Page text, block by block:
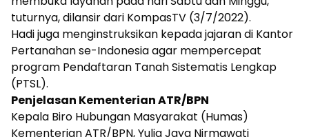
tuturnya, dilansir dari KompasTV (3/7/2022).
Hadi juga menginstruksikan kepada jajaran di Kantor
Pertanahan se-Indonesia agar mempercepat
program Pendaftaran Tanah Sistematis Lengkap
(PTSL).
Penjelasan Kementerian ATR/BPN
Kepala Biro Hubungan Masyarakat (Humas)
Kementerian ATR/BPN, Yulia Jaya Nirmawati